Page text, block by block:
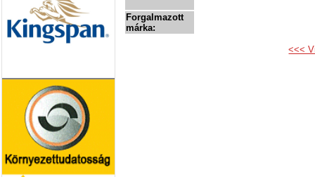
Forgalmazott
márka:
<<<